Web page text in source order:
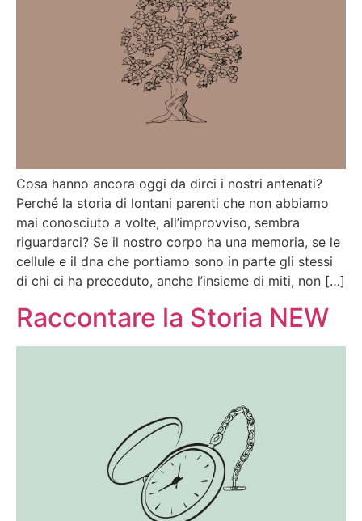
Cosa hanno ancora oggi da dirci i nostri antenati?
Perché la storia di lontani parenti che non abbiamo
mai conosciuto a volte, all’improvviso, sembra
riguardarci? Se il nostro corpo ha una memoria, se le
cellule e il dna che portiamo sono in parte gli stessi
di chi ci ha preceduto, anche l’insieme di miti, non […]
Raccontare la Storia NEW